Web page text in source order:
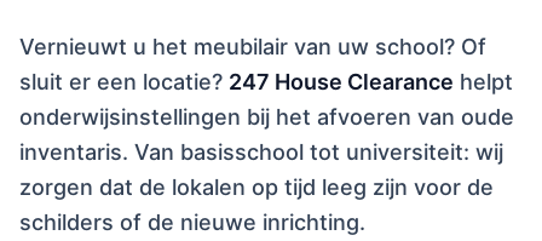
Vernieuwt u het meubilair van uw school? Of
sluit er een locatie? 247 House Clearance helpt
onderwijsinstellingen bij het afvoeren van oude
inventaris. Van basisschool tot universiteit: wij
zorgen dat de lokalen op tijd leeg zijn voor de
schilders of de nieuwe inrichting.